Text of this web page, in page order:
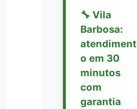
🔧 Vila
Barbosa:
atendiment
o em 30
minutos
com
garantia